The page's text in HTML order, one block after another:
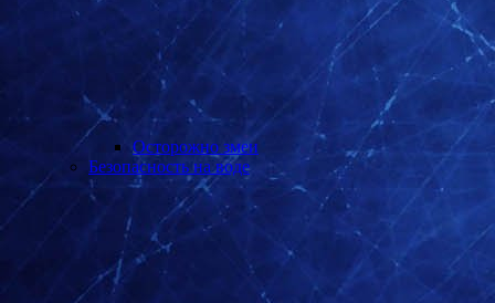
Осторожно змеи
Безопасность на воде